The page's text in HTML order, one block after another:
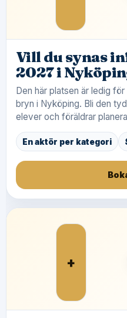
Vill du synas
2027 i
Den här platsen är ledig
bryn i Nyköping. Bli den
elever och föräldrar
En aktör per kategori
+